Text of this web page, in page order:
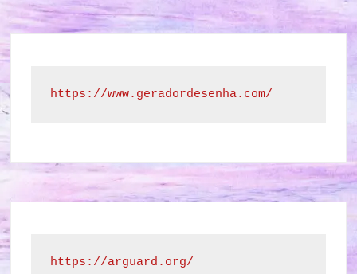
https://www.geradordesenha.com/
https://arguard.org/